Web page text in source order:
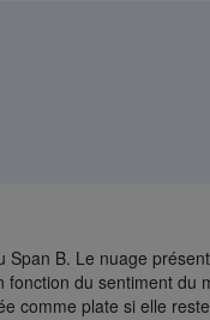
B. Le nuage
du sentiment du
comme plate si elle